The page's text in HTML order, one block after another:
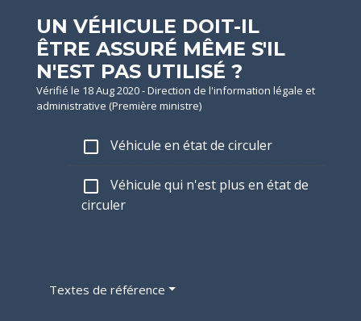
UN VÉHICULE DOIT-IL
ÊTRE ASSURÉ MÊME S'IL
N'EST PAS UTILISÉ ?
Vérifié le 18 Aug 2020 - Direction de l'information légale et
administrative (Première ministre)
check_box_outline_blank Véhicule en état de circuler
check_box_outline_blank
Véhicule qui n'est plus en état de
circuler
Textes de référence